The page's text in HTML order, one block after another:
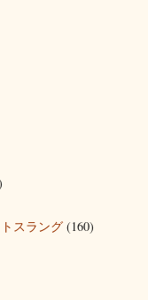
スラング (160)